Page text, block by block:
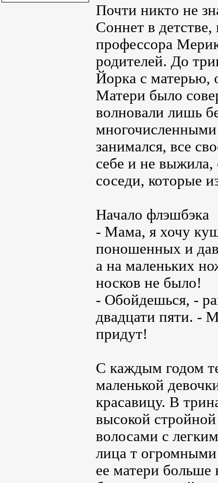
Почти никто не
Соннет в
профессора
родителей. До
Йорка с матерью,
Матери было
волновали лишь
занимался, все
себе и не
соседи, которые
Начало флэшбэка
- Мама, я хочу
поношенных и
а на маленьких
носков не было!
- Обойдешься, -
двадцати пяти. -
придут!
С каждым годом
маленькой
красавицу. В
высокой
волосами с
лица т
ее матери